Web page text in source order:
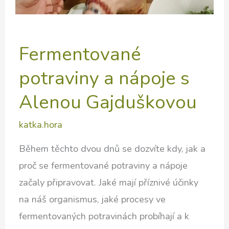
Fermentované
potraviny a nápoje s
Alenou Gajduškovou
katka.hora
Během těchto dvou dnů se dozvíte kdy, jak a
proč se fermentované potraviny a nápoje
začaly připravovat. Jaké mají příznivé účinky
na náš organismus, jaké procesy ve
fermentovaných potravinách probíhají a k